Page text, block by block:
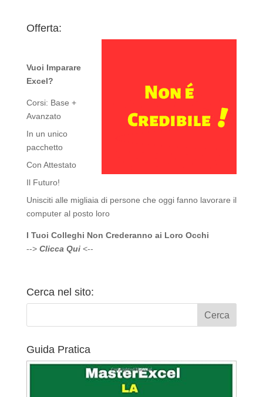
Offerta:
Vuoi Imparare
Excel?
Corsi: Base +
Avanzato
In un unico
pacchetto
Con Attestato
Il Futuro!
Unisciti alle migliaia di persone che oggi fanno lavorare il
computer al posto loro
I Tuoi Colleghi Non Crederanno ai Loro Occhi
--> Clicca Qui<--
Cerca nel sito:
Guida Pratica